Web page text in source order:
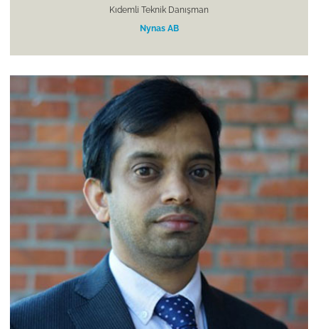
Kıdemli Teknik Danışman
Nynas AB